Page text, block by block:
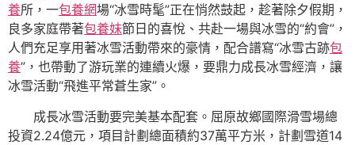
養所，一包養網場“冰雪時髦”正在悄然鼓起，趁著除夕假期，
良多家庭帶著包養妹節日的喜悅、共赴一場與冰雪的“約會”，
人們充足享用著冰雪活動帶來的豪情，配合譜寫“冰雪古跡包
養”，也帶動了游玩業的連續火爆，要鼎力成長冰雪經濟，讓
冰雪活動“飛進平常蒼生家”。
成長冰雪活動要完美基本配套。屈原故鄉國際滑雪場總
投資2.24億元，項目計劃總面積約37萬平方米，計劃雪道14